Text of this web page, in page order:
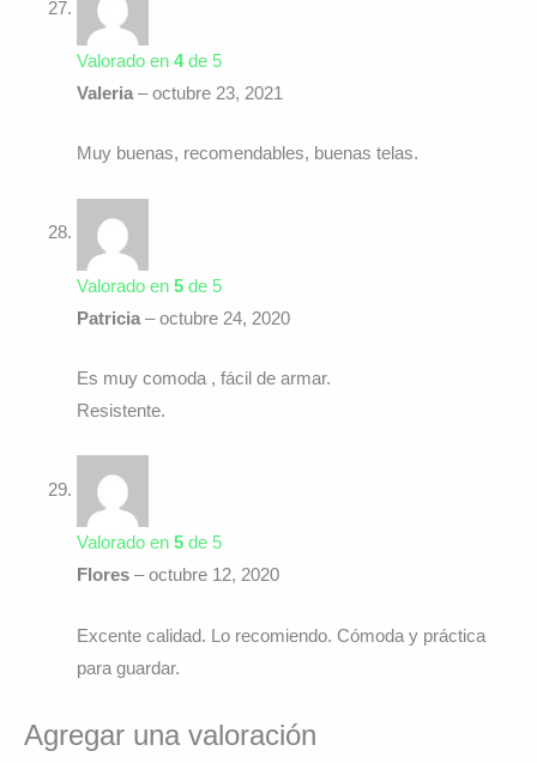
Valorado en 4de 5
Valeria – octubre 23, 2021
Muy buenas, recomendables, buenas telas.
Valorado en 5de 5
Patricia – octubre 24, 2020
Es muy comoda , fácil de armar.
Resistente.
Valorado en 5de 5
Flores – octubre 12, 2020
Excente calidad. Lo recomiendo. Cómoda y práctica
para guardar.
Agregar una valoración